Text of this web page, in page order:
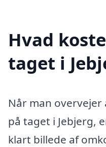
Hvad
taget i
Når man
på taget i Jebjerg,
klart billede af